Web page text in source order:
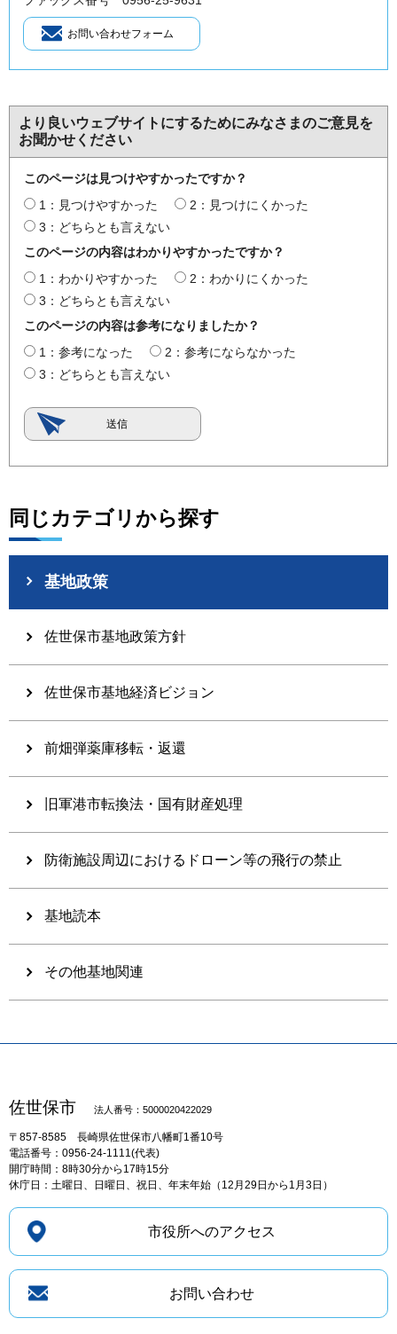
より良いウェブサイトにするためにみなさまのご意見を
お聞かせください
このページは見つけやすかったですか？
1：見つけやすかった
2：見つけにくかった
3：どちらとも言えない
このページの内容はわかりやすかったですか？
1：わかりやすかった
2：わかりにくかった
3：どちらとも言えない
このページの内容は参考になりましたか？
1：参考になった
2：参考にならなかった
3：どちらとも言えない
同じカテゴリから探す
基地政策
佐世保市基地政策方針
佐世保市基地経済ビジョン
前畑弾薬庫移転・返還
旧軍港市転換法・国有財産処理
防衛施設周辺におけるドローン等の飛行の禁止
基地読本
その他基地関連
佐世保市 法人番号：5000020422029
〒857-8585 長崎県佐世保市八幡町1番10号
電話番号：0956-24-1111(代表)
開庁時間：8時30分から17時15分
休庁日：土曜日、日曜日、祝日、年末年始（12月29日から1月3日）
市役所へのアクセス
お問い合わせ